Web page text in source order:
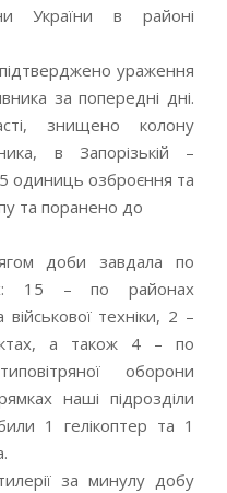
України в районі
ураження
за попередні дні.
знищено колону
в Запорізькій –
одиниць озброєння та
та поранено до
доби завдала по
15 – по районах
техніки, 2 –
а також 4 – по
оборони
наші підрозділи
1 гелікоптер та 1
за минулу добу